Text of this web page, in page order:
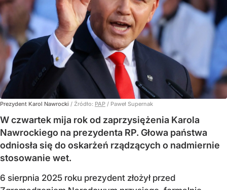
Prezydent Karol Nawrocki / Źródło: PAP / Paweł Supernak
W czwartek mija rok od zaprzysiężenia Karola
Nawrockiego na prezydenta RP. Głowa państwa
odniosła się do oskarżeń rządzących o nadmiernie
stosowanie wet.
6 sierpnia 2025 roku prezydent złożył przed